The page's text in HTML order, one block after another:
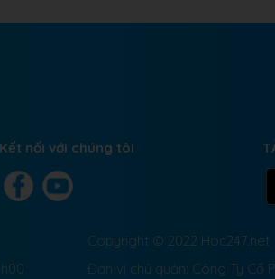
Kết nối với chúng tôi
Copyright © 2022 Hoc247.net
Đơn vị chủ quản: Công Ty Cổ